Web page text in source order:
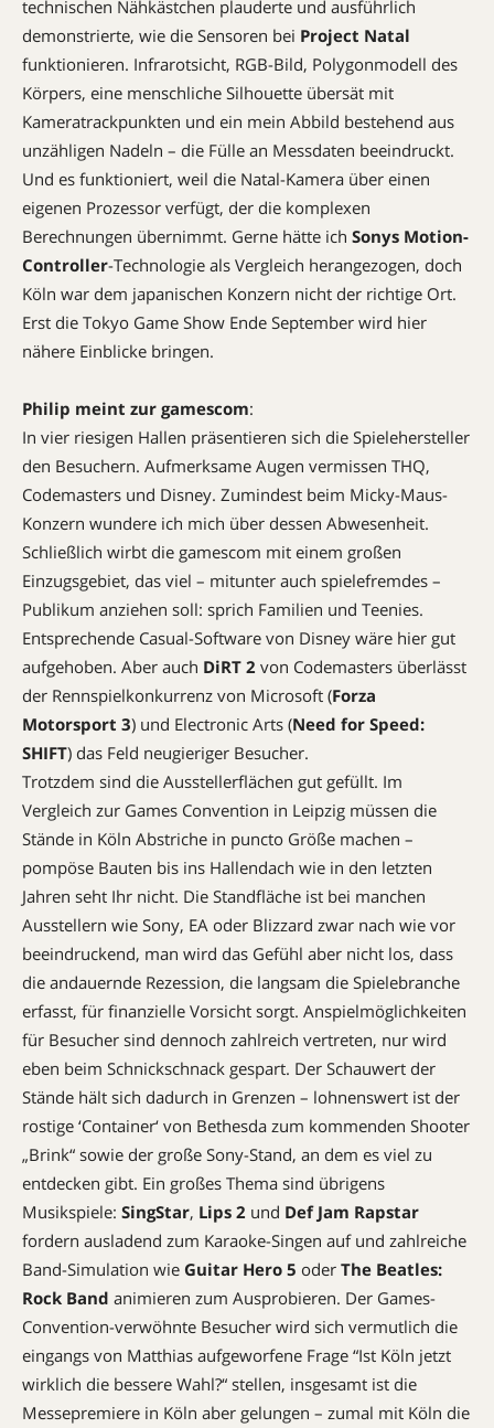
technischen Nähkästchen plauderte und ausführlich
demonstrierte, wie die Sensoren bei Project Natal
funktionieren. Infrarotsicht, RGB-Bild, Polygonmodell des
Körpers, eine menschliche Silhouette übersät mit
Kameratrackpunkten und ein mein Abbild bestehend aus
unzähligen Nadeln – die Fülle an Messdaten beeindruckt.
Und es funktioniert, weil die Natal-Kamera über einen
eigenen Prozessor verfügt, der die komplexen
Berechnungen übernimmt. Gerne hätte ich Sonys Motion-
Controller-Technologie als Vergleich herangezogen, doch
Köln war dem japanischen Konzern nicht der richtige Ort.
Erst die Tokyo Game Show Ende September wird hier
nähere Einblicke bringen.
Philip meint zur gamescom:
In vier riesigen Hallen präsentieren sich die Spielehersteller
den Besuchern. Aufmerksame Augen vermissen THQ,
Codemasters und Disney. Zumindest beim Micky-Maus-
Konzern wundere ich mich über dessen Abwesenheit.
Schließlich wirbt die gamescom mit einem großen
Einzugsgebiet, das viel – mitunter auch spielefremdes –
Publikum anziehen soll: sprich Familien und Teenies.
Entsprechende Casual-Software von Disney wäre hier gut
aufgehoben. Aber auch DiRT 2 von Codemasters überlässt
der Rennspielkonkurrenz von Microsoft (Forza
Motorsport 3) und Electronic Arts (Need for Speed:
SHIFT) das Feld neugieriger Besucher.
Trotzdem sind die Ausstellerflächen gut gefüllt. Im
Vergleich zur Games Convention in Leipzig müssen die
Stände in Köln Abstriche in puncto Größe machen –
pompöse Bauten bis ins Hallendach wie in den letzten
Jahren seht Ihr nicht. Die Standfläche ist bei manchen
Ausstellern wie Sony, EA oder Blizzard zwar nach wie vor
beeindruckend, man wird das Gefühl aber nicht los, dass
die andauernde Rezession, die langsam die Spielebranche
erfasst, für finanzielle Vorsicht sorgt. Anspielmöglichkeiten
für Besucher sind dennoch zahlreich vertreten, nur wird
eben beim Schnickschnack gespart. Der Schauwert der
Stände hält sich dadurch in Grenzen – lohnenswert ist der
rostige ‘Container‘ von Bethesda zum kommenden Shooter
„Brink“ sowie der große Sony-Stand, an dem es viel zu
entdecken gibt. Ein großes Thema sind übrigens
Musikspiele: SingStar, Lips 2 und Def Jam Rapstar
fordern ausladend zum Karaoke-Singen auf und zahlreiche
Band-Simulation wie Guitar Hero 5 oder The Beatles:
Rock Band animieren zum Ausprobieren. Der Games-
Convention-verwöhnte Besucher wird sich vermutlich die
eingangs von Matthias aufgeworfene Frage “Ist Köln jetzt
wirklich die bessere Wahl?“ stellen, insgesamt ist die
Messepremiere in Köln aber gelungen – zumal mit Köln die